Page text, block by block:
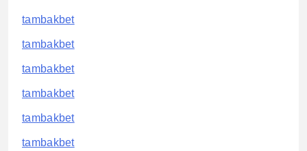
tambakbet
tambakbet
tambakbet
tambakbet
tambakbet
tambakbet